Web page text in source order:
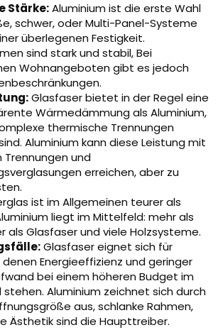
Stärke:Aluminium ist die erste Wahl
schwer, oder Multi-Panel-Systeme
überlegenen Festigkeit.
sind stark und stabil, Bei
Wohnangeboten gibt es jedoch
Glasfaser bietet in der Regel eine
Wärmedämmung als Aluminium,
thermische Trennungen
Aluminium kann diese Leistung mit
und
erreichen, aber zu
ist im Allgemeinen teurer als
liegt im Mittelfeld: mehr als
als Glasfaser und viele Holzsysteme.
Glasfaser eignet sich für
Energieeffizienz und geringer
bei einem höheren Budget im
stehen. Aluminium zeichnet sich durch
aus, schlanke Rahmen,
Ästhetik sind die Haupttreiber.